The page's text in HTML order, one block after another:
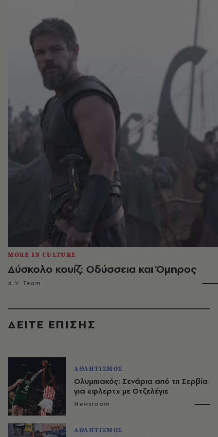
MORE IN CULTURE
Δύσκολο κουίζ: Οδύσσεια και Όμηρος
A.V. Team
ΔΕΙΤΕ ΕΠΙΣΗΣ
ΑΘΛΗΤΙΣΜΟΣ
Ολυμπιακός: Σενάρια από τη Σερβία
για «φλερτ» με Οτζελέγιε
Newsroom
ΑΘΛΗΤΙΣΜΟΣ